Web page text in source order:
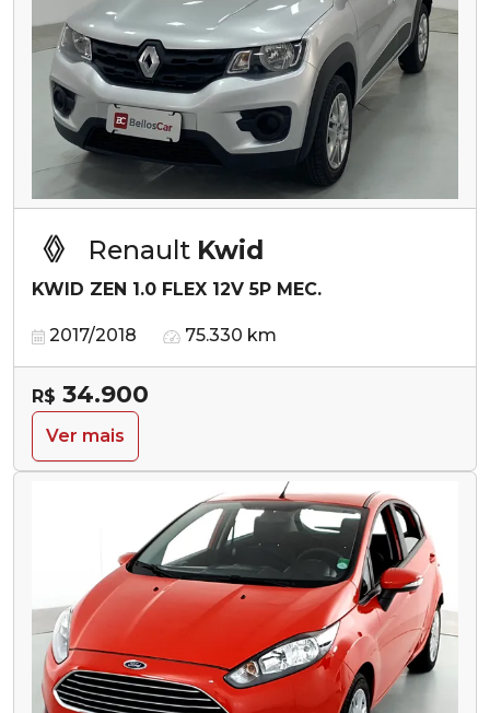
Renault Kwid
KWID ZEN 1.0 FLEX 12V 5P MEC.
2017/2018 75.330 km
R$ 34.900
Ver mais